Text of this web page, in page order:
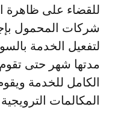
للقضاء على ظاهرة
شركات المحمول
لتفعيل الخدمة
مدتها شهر حتى
الكامل للخدمة
المكالمات